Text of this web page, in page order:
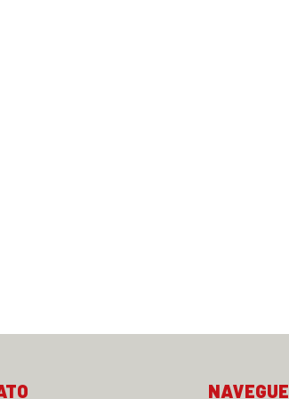
NAVEGUE